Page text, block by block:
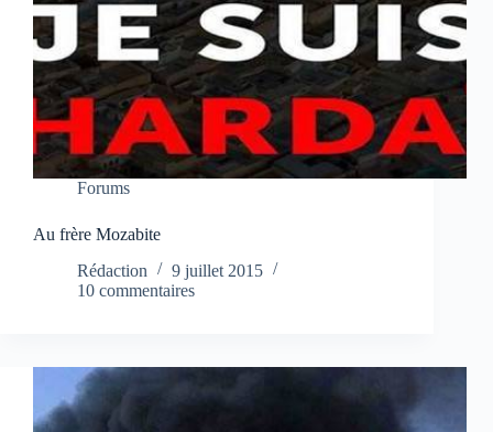
Forums
Au frère Mozabite
Rédaction
9 juillet 2015
10 commentaires